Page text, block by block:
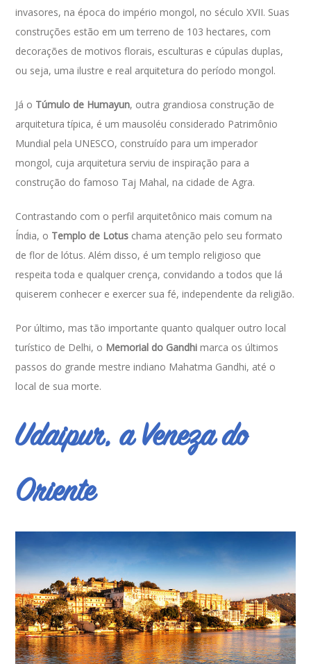
invasores, na época do império mongol, no século XVII. Suas
construções estão em um terreno de 103 hectares, com
decorações de motivos florais, esculturas e cúpulas duplas,
ou seja, uma ilustre e real arquitetura do período mongol.
Já o Túmulo de Humayun, outra grandiosa construção de
arquitetura típica, é um mausoléu considerado Patrimônio
Mundial pela UNESCO, construído para um imperador
mongol, cuja arquitetura serviu de inspiração para a
construção do famoso Taj Mahal, na cidade de Agra.
Contrastando com o perfil arquitetônico mais comum na
Índia, o Templo de Lotus chama atenção pelo seu formato
de flor de lótus. Além disso, é um templo religioso que
respeita toda e qualquer crença, convidando a todos que lá
quiserem conhecer e exercer sua fé, independente da religião.
Por último, mas tão importante quanto qualquer outro local
turístico de Delhi, o Memorial do Gandhi marca os últimos
passos do grande mestre indiano Mahatma Gandhi, até o
local de sua morte.
Udaipur, a Veneza do
Oriente